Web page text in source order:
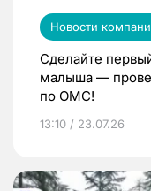
Новости
Сделайте
малыша —
по ОМС!
13:10 / 23.07.26